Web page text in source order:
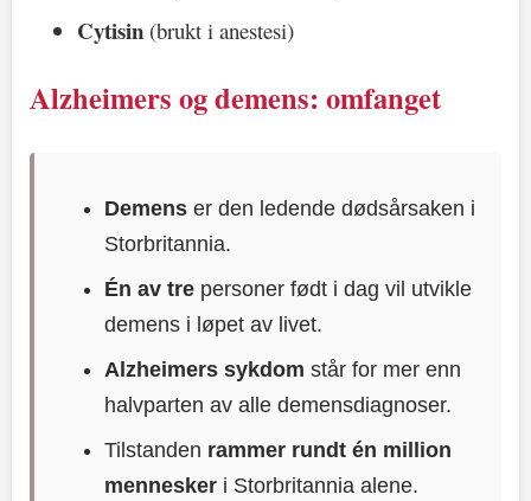
Cytisin (brukt i anestesi)
Alzheimers og demens: omfanget
Demens er den ledende dødsårsaken i
Storbritannia.
Én av tre personer født i dag vil utvikle
demens i løpet av livet.
Alzheimers sykdom står for mer enn
halvparten av alle demensdiagnoser.
Tilstanden rammer rundt én million
mennesker i Storbritannia alene.